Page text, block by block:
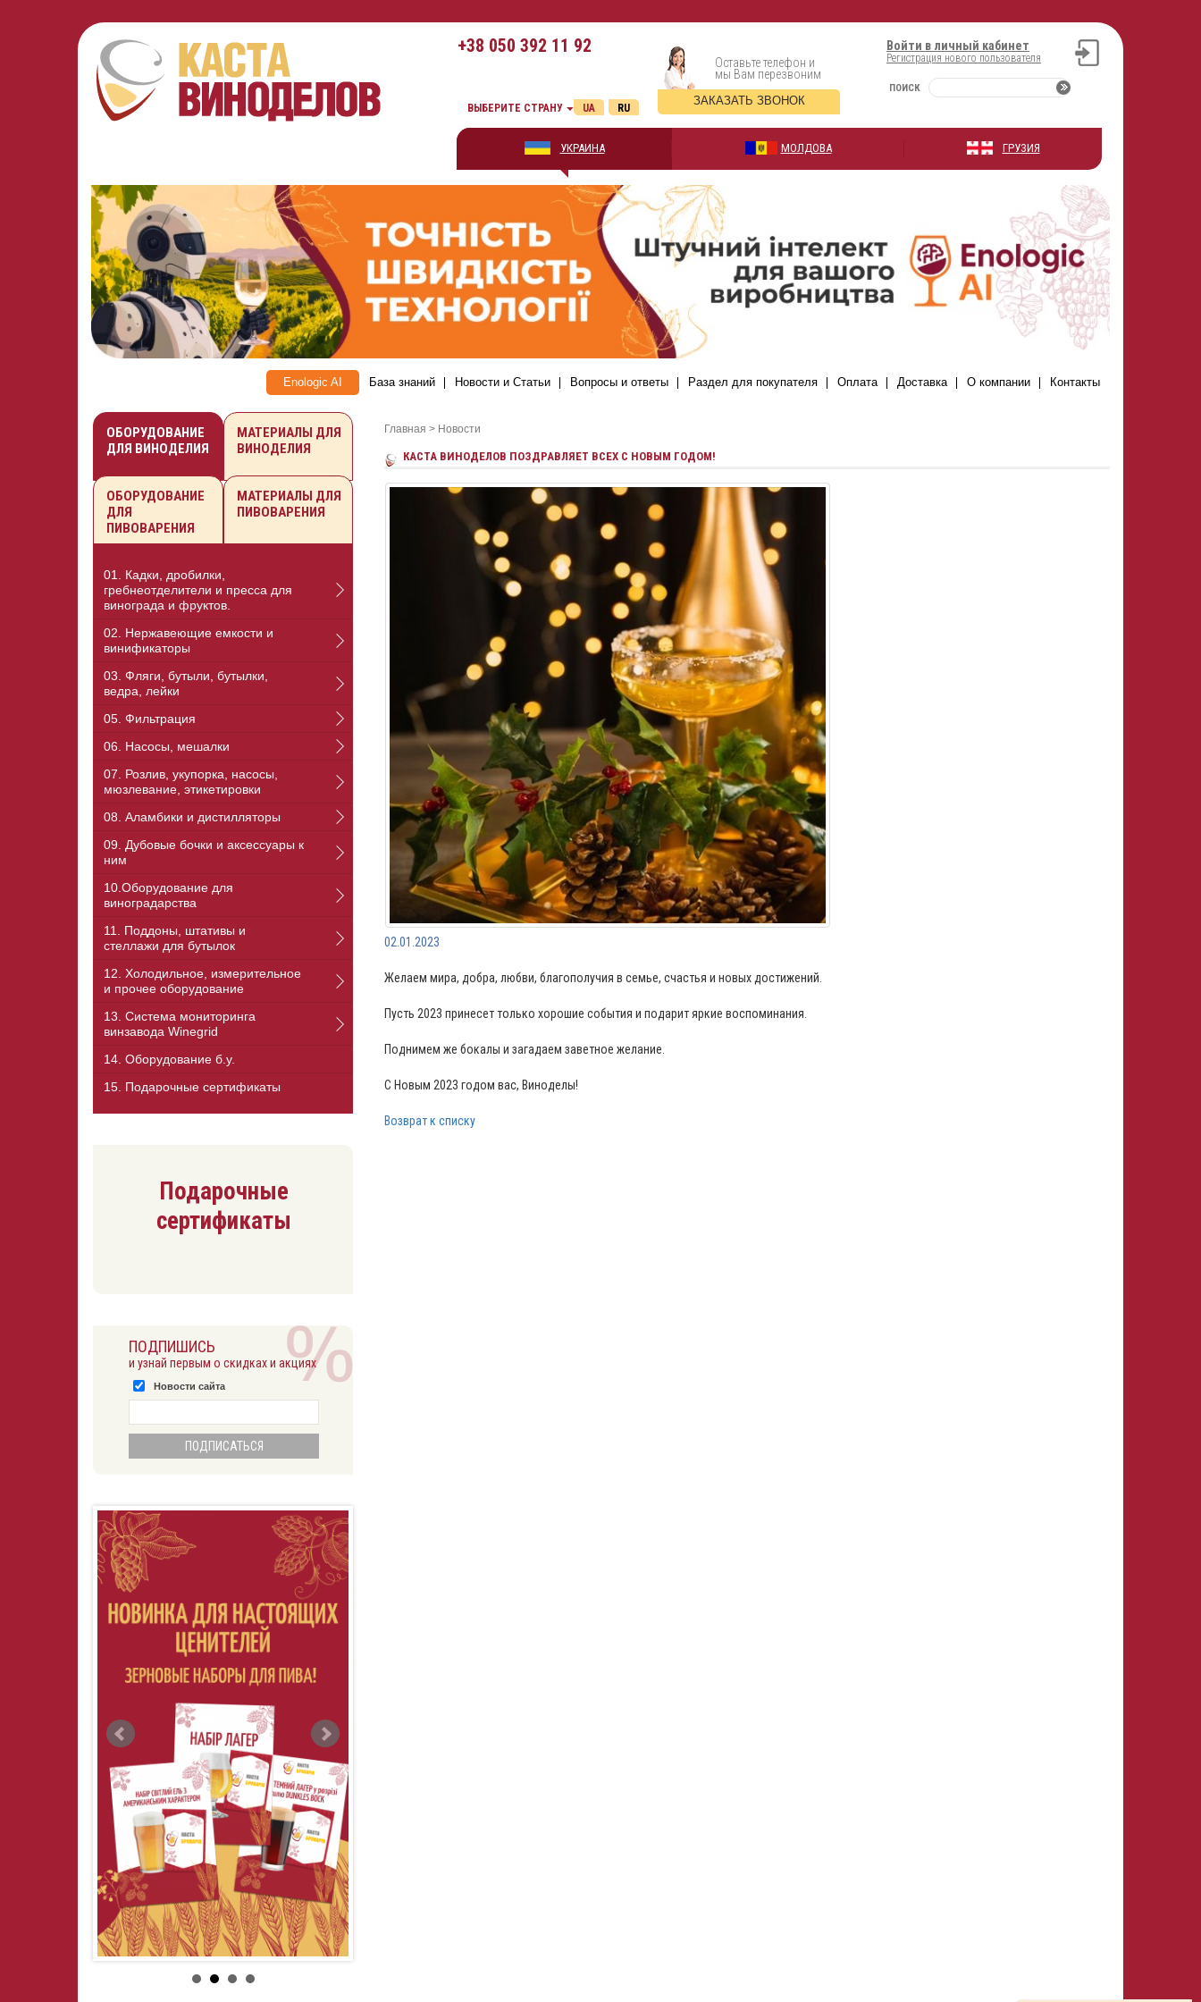
+38 050 392 11 92 Войти в личный кабинет
Регистрация нового пользователя
ПОИСК
Оставьте телефон и
мы Вам перезвоним
ЗАКАЗАТЬ ЗВОНОК
ВЫБЕРИТЕ СТРАНУ RU
UA
УКРАИНА МОЛДОВА ГРУЗИЯ
Enologic AI База знаний Новости и Статьи Вопросы и ответы Раздел для покупателя Оплата Доставка О компании Контакты
Главная > Новости
КАСТА ВИНОДЕЛОВ ПОЗДРАВЛЯЕТ ВСЕХ С НОВЫМ ГОДОМ!
02.01.2023
Желаем мира, добра, любви, благополучия в семье, счастья и новых достижений.
Пусть 2023 принесет только хорошие события и подарит яркие воспоминания.
Поднимем же бокалы и загадаем заветное желание.
C Новым 2023 годом вас, Виноделы!
Возврат к списку
ОБОРУДОВАНИЕ
ДЛЯ ВИНОДЕЛИЯ
МАТЕРИАЛЫ ДЛЯ
ВИНОДЕЛИЯ
ОБОРУДОВАНИЕ
ДЛЯ
ПИВОВАРЕНИЯ
МАТЕРИАЛЫ ДЛЯ
ПИВОВАРЕНИЯ
01. Кадки, дробилки,
гребнеотделители и пресса для
винограда и фруктов.
02. Нержавеющие емкости и
винификаторы
03. Фляги, бутыли, бутылки,
ведра, лейки
05. Фильтрация
06. Насосы, мешалки
07. Розлив, укупорка, насосы,
мюзлевание, этикетировки
08. Аламбики и дистилляторы
09. Дубовые бочки и аксессуары к
ним
10.Оборудование для
виноградарства
11. Поддоны, штативы и
стеллажи для бутылок
12. Холодильное, измерительное
и прочее оборудование
13. Cистема мониторинга
винзавода Winegrid
14. Оборудование б.у.
15. Подарочные сертификаты
Подарочные
сертификаты
ПОДПИШИСЬ
и узнай первым о скидках и акциях
Новости сайта